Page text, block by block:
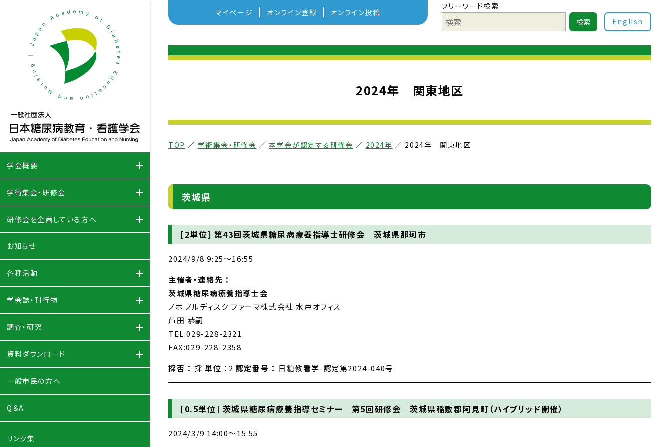
学会概要
学術集会・研修会
研修会を企画している方へ
お知らせ
各種活動
学会誌・刊行物
調査・研究
資料ダウンロード
一般市民の方へ
Q＆A
リンク集
マイページ オンライン登録 オンライン投稿
フリーワード検索
検索
English
2024年 関東地区
TOP ／ 学術集会・研修会 ／本学会が認定する研修会 ／ 2024年 ／ 2024年 関東地区
茨城県
[2単位] 第43回茨城県糖尿病療養指導士研修会 茨城県那珂市
2024/9/8 9:25～16:55
主催者・連絡先 ：
茨城県糖尿病療養指導士会
ノボ ノルディスク ファーマ株式会社 水戸オフィス
芦田 恭嗣
TEL:029-228-2321
FAX:029-228-2358
採否 ： 採単位 ： 2 認定番号 ： 日糖教看学-認定第2024-040号
[0.5単位] 茨城県糖尿病療養指導セミナー 第5回研修会 茨城県稲敷郡阿見町（ハイブリッド開催）
2024/3/9 14:00～15:55